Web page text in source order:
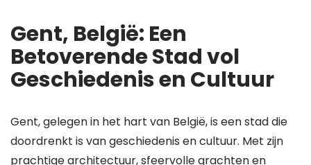
Gent, België: Een
Betoverende Stad vol
Geschiedenis en Cultuur
Gent, gelegen in het hart van België, is een stad die
doordrenkt is van geschiedenis en cultuur. Met zijn
prachtige architectuur, sfeervolle grachten en